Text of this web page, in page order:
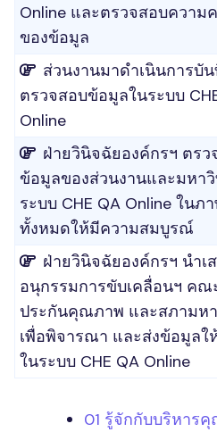
Online และตรวจสอบความ
ของข้อมูล
ส่วนงานมาดำเนินการบั
ตรวจสอบข้อมูลในระบบ
Online
ฝ่ายวินิจฉัยองค์กรฯ ตรว
ข้อมูลของส่วนงานและมหา
ระบบ CHE QA Online ในภ
ทั้งหมดให้มีความสมบูรณ์
ฝ่ายวินิจฉัยองค์กรฯ นำ
อนุกรรมการขับเคลื่อนฯ คณ
ประกันคุณภาพ และสภามห
เพื่อพิจารณา และส่งข้อมูลใ
ในระบบ CHE QA Online
01 รู้จักกับบริหาร